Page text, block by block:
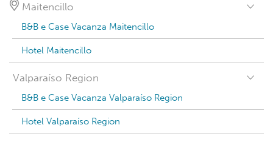
Maitencillo
B&B e Case Vacanza Maitencillo
Hotel Maitencillo
Valparaíso Region
B&B e Case Vacanza Valparaíso Region
Hotel Valparaíso Region